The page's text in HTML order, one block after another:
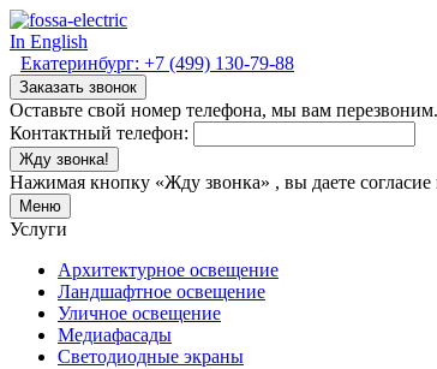
In English
Екатеринбург: +7 (499) 130-79-88
Заказать звонок
Оставьте свой номер телефона, мы вам перезвоним.
Контактный телефон:
Жду звонка!
Нажимая кнопку «Жду звонка» , вы даете согласие
Меню
Услуги
Архитектурное освещение
Ландшафтное освещение
Уличное освещение
Медиафасады
Светодиодные экраны